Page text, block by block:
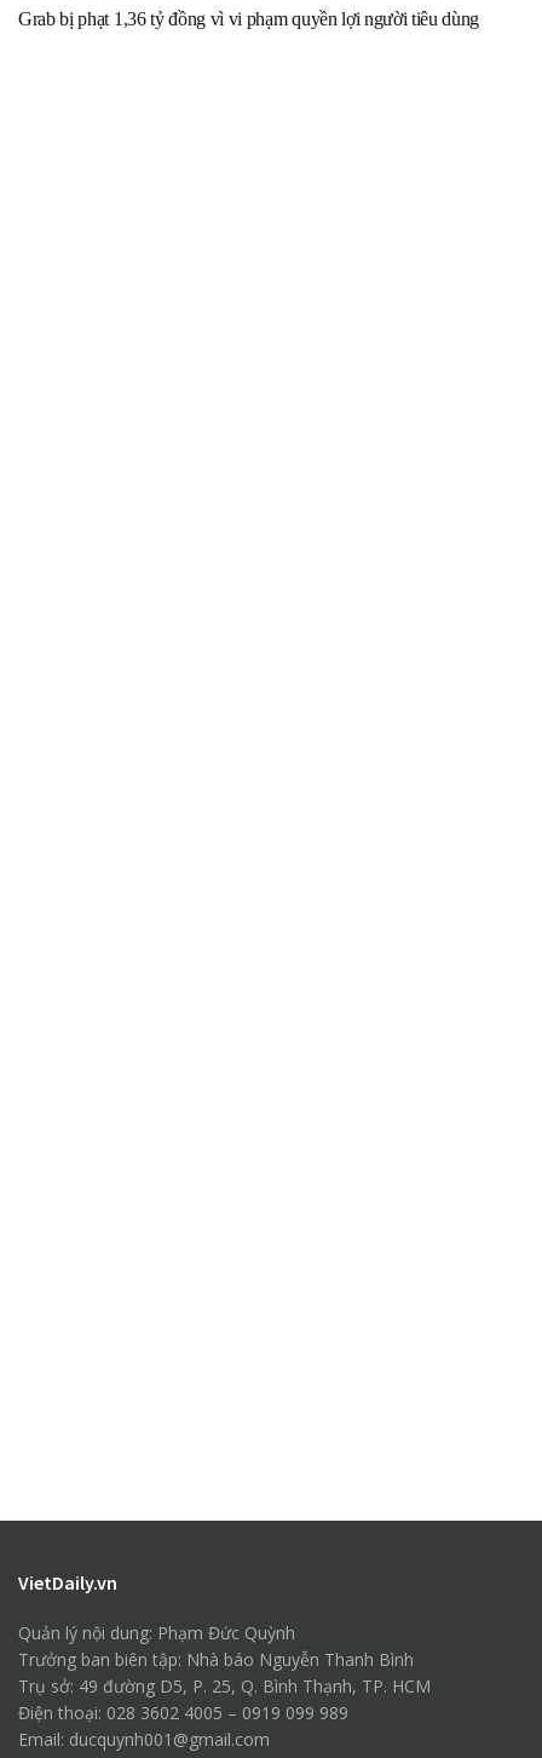
Grab bị phạt 1,36 tỷ đồng vì vi phạm quyền lợi người tiêu dùng
VietDaily.vn
Quản lý nội dung: Phạm Đức Quỳnh
Trưởng ban biên tập: Nhà báo Nguyễn Thanh Bình
Trụ sở: 49 đường D5, P. 25, Q. Bình Thạnh, TP. HCM
Điện thoại: 028 3602 4005 – 0919 099 989
Email: ducquynh001@gmail.com